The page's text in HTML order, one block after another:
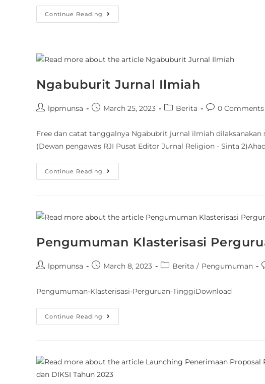
Continue Reading
Ngabuburit Jurnal Ilmiah
lppmunsa March 25, 2023 Berita 0 Comments
Free dan catat tanggalnya Ngabubrit jurnal ilmiah
(Dewan pengawas RJI Pusat Editor Jurnal Religion - Sinta
Continue Reading
Pengumuman Klasterisasi
lppmunsa March 8, 2023 Berita / Pengumuman
Pengumuman-Klasterisasi-Perguruan-TinggiDownload
Continue Reading